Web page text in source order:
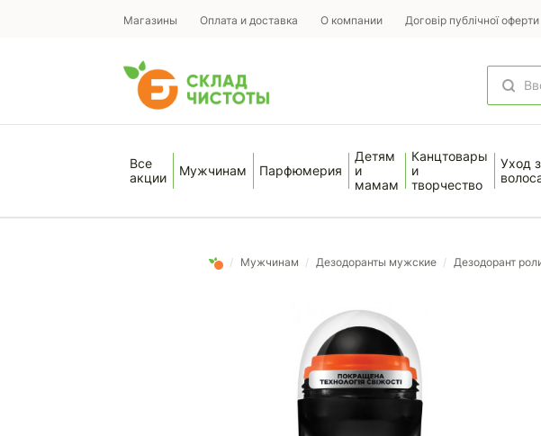
Магазины Оплата и доставка О компании Договір публічної оферти
Все
акции
Мужчинам Парфюмерия
Детям
и
мамам
Канцтовары
и
творчество
Уход
/ Мужчинам / Дезодоранты мужские / Дезодорант